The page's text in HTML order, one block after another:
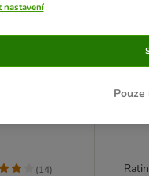
křečky, bílý
cm
(14)
nastavení